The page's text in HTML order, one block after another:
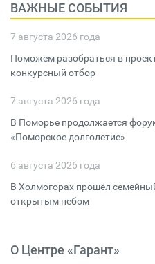
ВАЖНЫЕ СОБЫТИЯ
7 августа 2026 года
Поможем разобраться в
конкурсный отбор
7 августа 2026 года
В Поморье продолжается
«Поморское долголетие»
6 августа 2026 года
В Холмогорах прошёл
открытым небом
О Центре «Гарант»